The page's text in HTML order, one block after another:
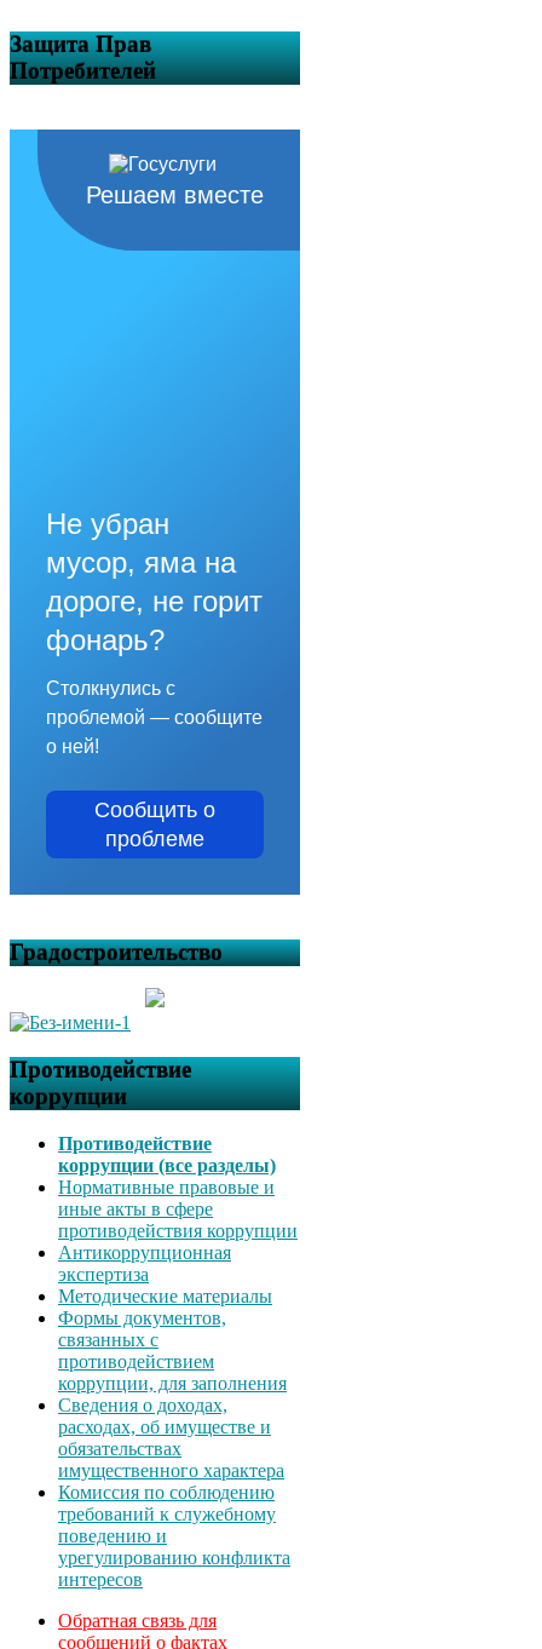
Защита Прав
Потребителей
Решаем вместе
Не убран
мусор, яма на
дороге, не горит
фонарь?
Столкнулись с
проблемой — сообщите
о ней!
Сообщить о
проблеме
Градостроительство
Противодействие
коррупции
Противодействие
коррупции (все разделы)
Нормативные правовые и
иные акты в сфере
противодействия коррупции
Антикоррупционная
экспертиза
Методические материалы
Формы документов,
связанных с
противодействием
коррупции, для заполнения
Сведения о доходах,
расходах, об имуществе и
обязательствах
имущественного характера
Комиссия по соблюдению
требований к служебному
поведению и
урегулированию конфликта
интересов
Обратная связь для
сообщений о фактах